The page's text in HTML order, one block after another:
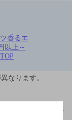
香るエ
以上～
なります。
ルが飲める,大勢で